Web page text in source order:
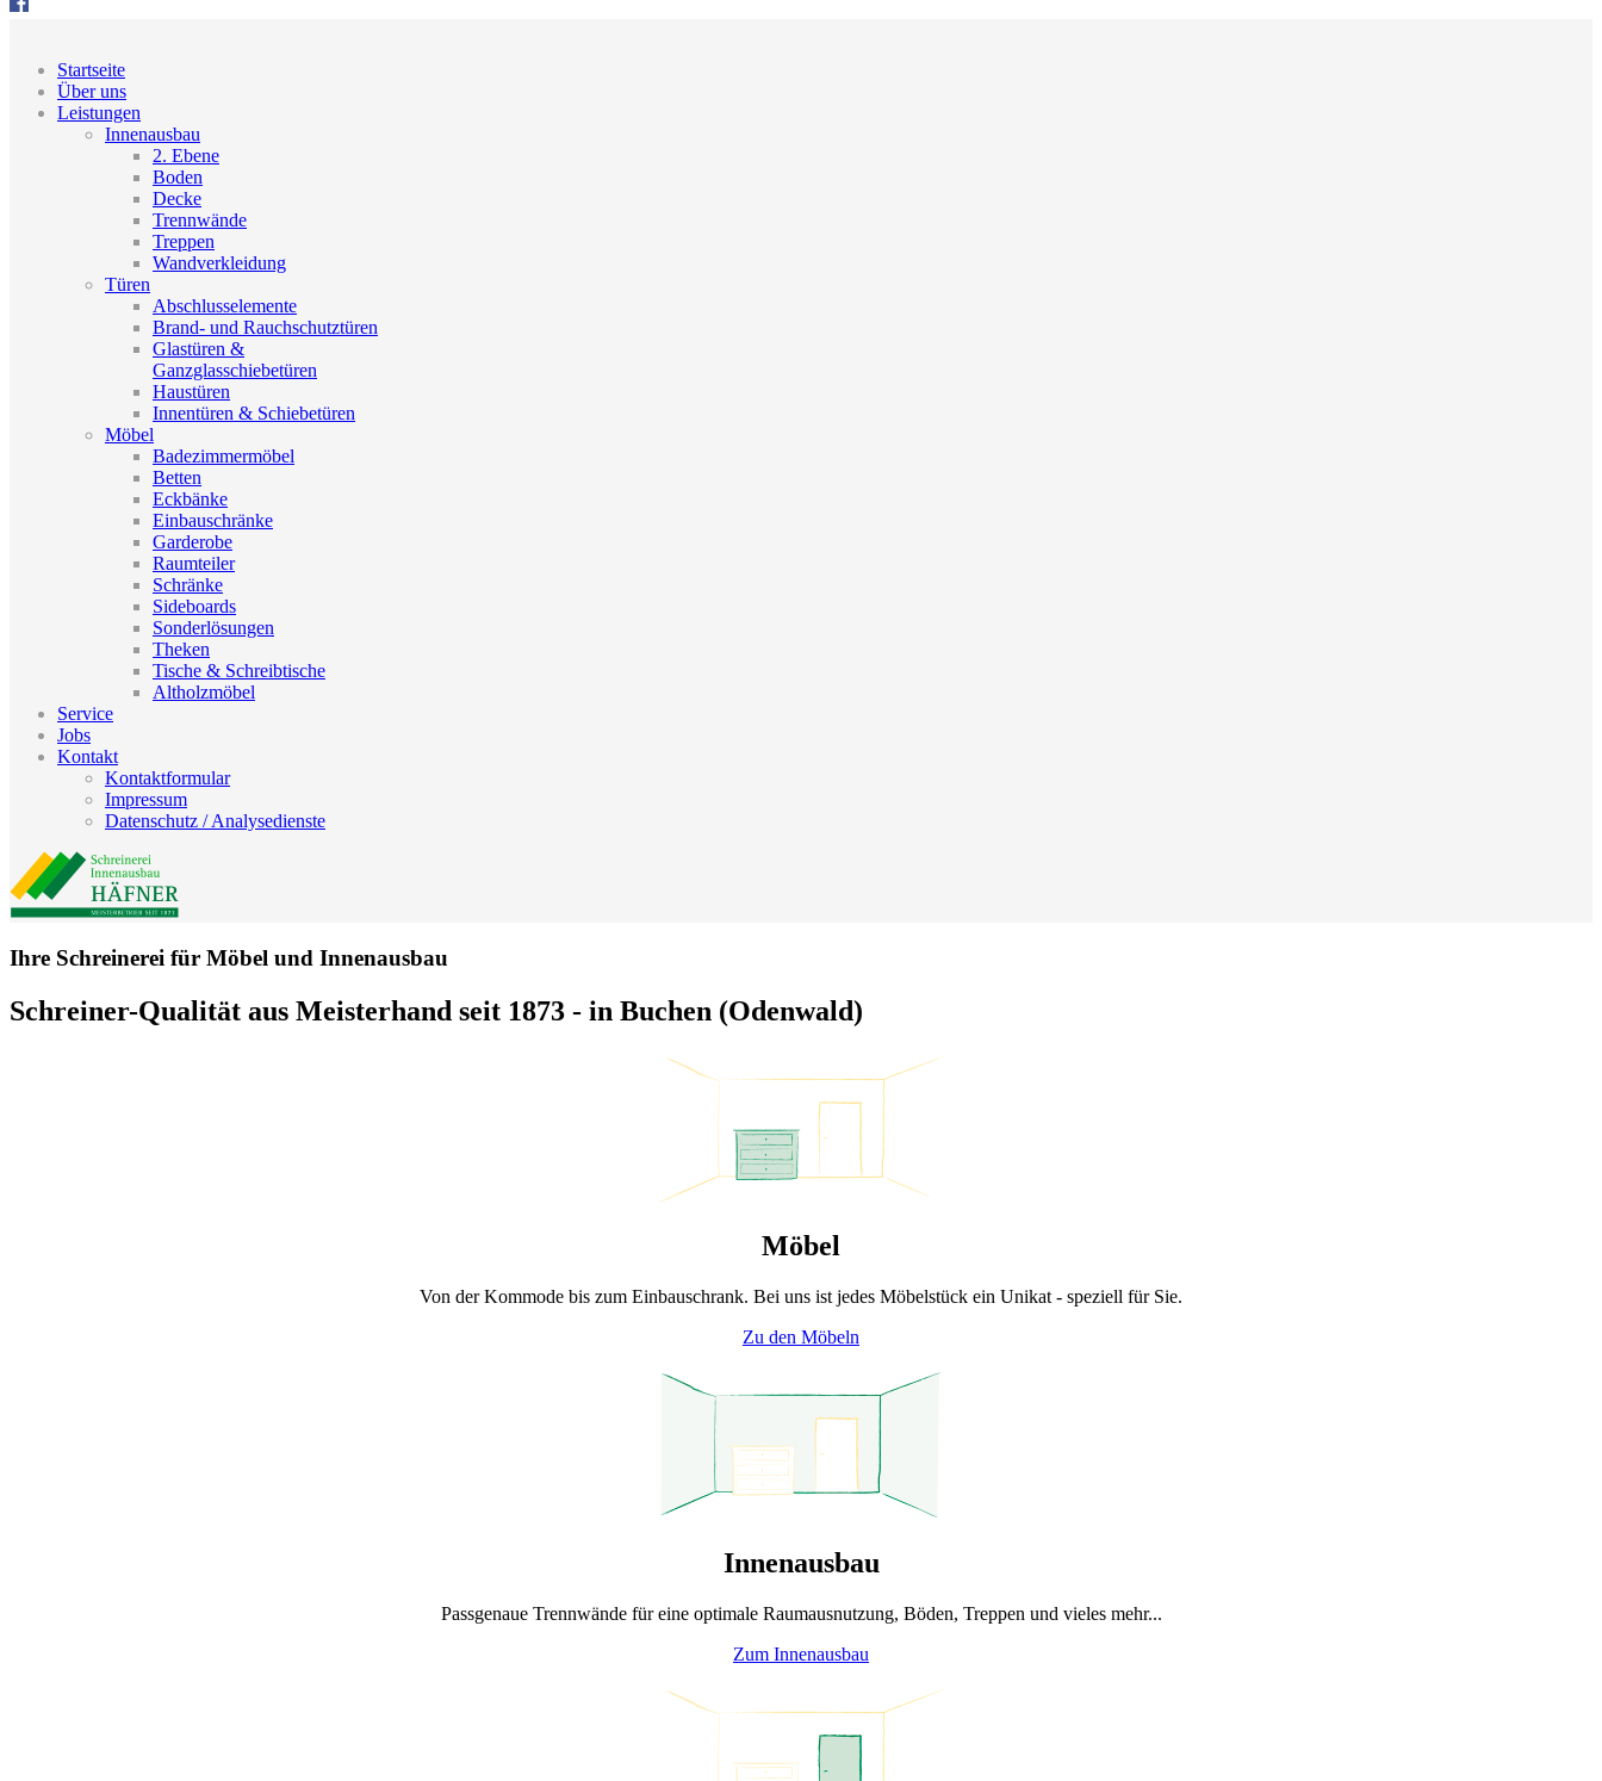
Startseite
Über uns
Leistungen
Innenausbau
2. Ebene
Boden
Decke
Trennwände
Treppen
Wandverkleidung
Türen
Abschlusselemente
Brand- und Rauchschutztüren
Glastüren &
Ganzglasschiebetüren
Haustüren
Innentüren & Schiebetüren
Möbel
Badezimmermöbel
Betten
Eckbänke
Einbauschränke
Garderobe
Raumteiler
Schränke
Sideboards
Sonderlösungen
Theken
Tische & Schreibtische
Altholzmöbel
Service
Jobs
Kontakt
Kontaktformular
Impressum
Datenschutz / Analysedienste
Ihre Schreinerei für Möbel und Innenausbau
Schreiner-Qualität aus Meisterhand seit 1873 - in Buchen (Odenwald)
Möbel
Von der Kommode bis zum Einbauschrank. Bei uns ist jedes Möbelstück ein Unikat - speziell für Sie.
Zu den Möbeln
Innenausbau
Passgenaue Trennwände für eine optimale Raumausnutzung, Böden, Treppen und vieles mehr...
Zum Innenausbau